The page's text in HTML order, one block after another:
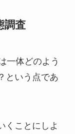
調査
一体どのよう
という点であ
くことにしよ